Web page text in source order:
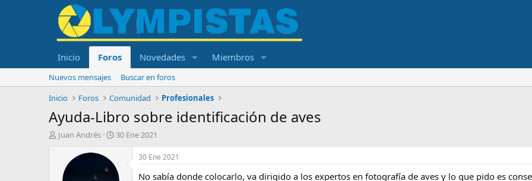
Inicio Foros Novedades Miembros
Nuevos mensajes
Buscar en foros
Inicio
Foros Comunidad Profesionales
Ayuda-Libro sobre identificación de aves
IJuan Andrés
F
h
a
30 Ene 2021
30 Ene 2021
No sabía donde colocarlo, va dirigido a los expertos en fotografía de aves y lo que pido es